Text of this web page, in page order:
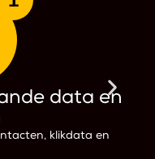
data en
klikdata en